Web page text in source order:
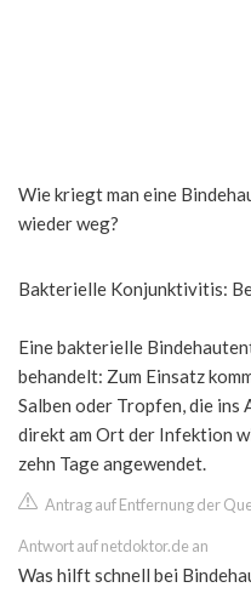
Wie kriegt man eine
wieder weg?
Bakterielle Konjunktivitis:
Eine bakterielle
behandelt: Zum Einsatz
Salben oder Tropfen, die ins
direkt am Ort der Infektion
zehn Tage angewendet.
Antrag auf Entfernung der
Antwort auf netdoktor.de an
Was hilft schnell bei